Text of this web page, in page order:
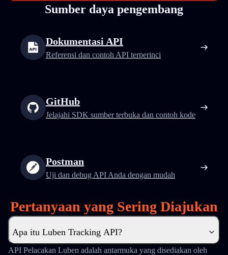
Sumber daya pengembang
Dokumentasi API
Referensi dan contoh API terperinci
GitHub
Jelajahi SDK sumber terbuka dan contoh kode
Postman
Uji dan debug API Anda dengan mudah
Pertanyaan yang Sering Diajukan
Apa itu Luben Tracking API?
API Pelacakan Luben adalah antarmuka yang disediakan oleh